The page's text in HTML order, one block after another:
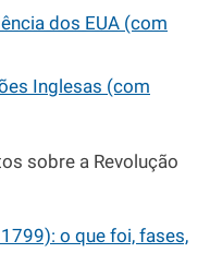
dos EUA (com
Inglesas (com
sobre a Revolução
o que foi, fases,